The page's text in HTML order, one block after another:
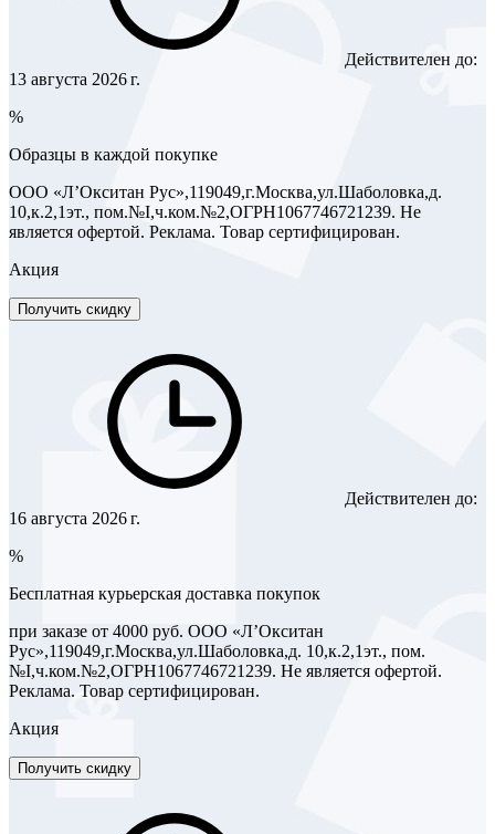
Действителен до:
13 августа 2026 г.
%
Образцы в каждой покупке
ООО «Л’Окситан Рус»,119049,г.Москва,ул.Шаболовка,д.
10,к.2,1эт., пом.№I,ч.ком.№2,ОГРН1067746721239. Не
является офертой. Реклама. Товар сертифицирован.
Акция
Получить скидку
Действителен до:
16 августа 2026 г.
%
Бесплатная курьерская доставка покупок
при заказе от 4000 руб. ООО «Л’Окситан
Рус»,119049,г.Москва,ул.Шаболовка,д. 10,к.2,1эт., пом.
№I,ч.ком.№2,ОГРН1067746721239. Не является офертой.
Реклама. Товар сертифицирован.
Акция
Получить скидку